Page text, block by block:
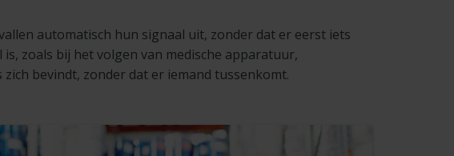
automatisch hun signaal uit, zonder dat er eerst iets
zoals bij het volgen van medische apparatuur,
bevindt, zonder dat er iemand tussenkomt.